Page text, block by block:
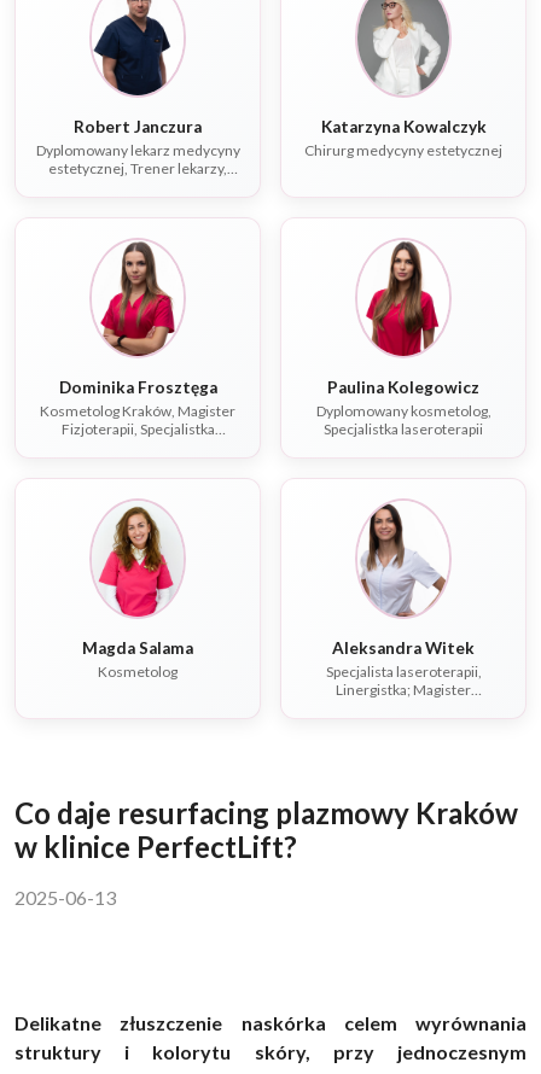
Robert Janczura
Dyplomowany lekarz medycyny
estetycznej, Trener lekarzy,
Katarzyna Kowalczyk
Chirurg medycyny estetycznej
Dominika Frosztęga
Kosmetolog Kraków, Magister
Fizjoterapii, Specjalistka
Paulina Kolegowicz
Dyplomowany kosmetolog,
Specjalistka laseroterapii
Magda Salama
Kosmetolog
Aleksandra Witek
Specjalista laseroterapii,
Linergistka; Magister
Co daje resurfacing plazmowy Kraków
w klinice PerfectLift?
2025-06-13
Delikatne złuszczenie naskórka celem wyrównania
struktury i kolorytu skóry, przy jednoczesnym